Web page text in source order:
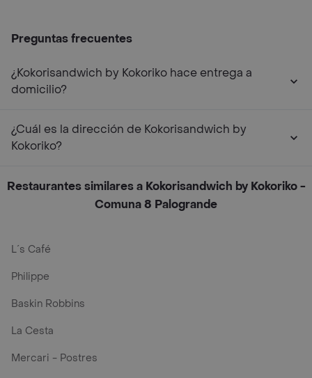
Preguntas frecuentes
¿Kokorisandwich by Kokoriko hace entrega a
domicilio?
¿Cuál es la dirección de Kokorisandwich by
Kokoriko?
Restaurantes similares a Kokorisandwich by Kokoriko -
Comuna 8 Palogrande
L´s Café
Philippe
Baskin Robbins
La Cesta
Mercari - Postres